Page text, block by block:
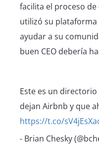
facilita el proceso
utilizó su plataforma
ayudar a su
buen CEO debería
Este es un
dejan Airbnb y que
https://t.co/
- Brian Chesky